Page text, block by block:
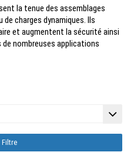
la tenue des assemblages
charges dynamiques. Ils
et augmentent la sécurité ainsi
nombreuses applications
Filtre